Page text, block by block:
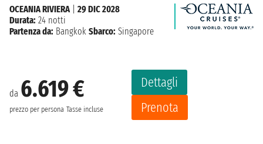
da 6.619 €
prezzo per persona Tasse incluse
Dettagli
Prenota
OCEANIA RIVIERA| 29 DIC 2028
Durata: 24 notti
Partenza da: Bangkok Sbarco: Singapore